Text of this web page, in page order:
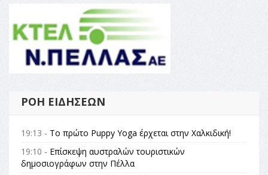
ΡΟΉ ΕΙΔΉΣΕΩΝ
19:13 - Το πρώτο Puppy Yoga έρχεται στην Χαλκιδική!
19:10 - Επίσκεψη αυστραλών τουριστικών
δημοσιογράφων στην Πέλλα